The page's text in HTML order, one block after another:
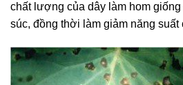
chất lượng của dây làm hom
súc, đồng thời làm giảm năng suất